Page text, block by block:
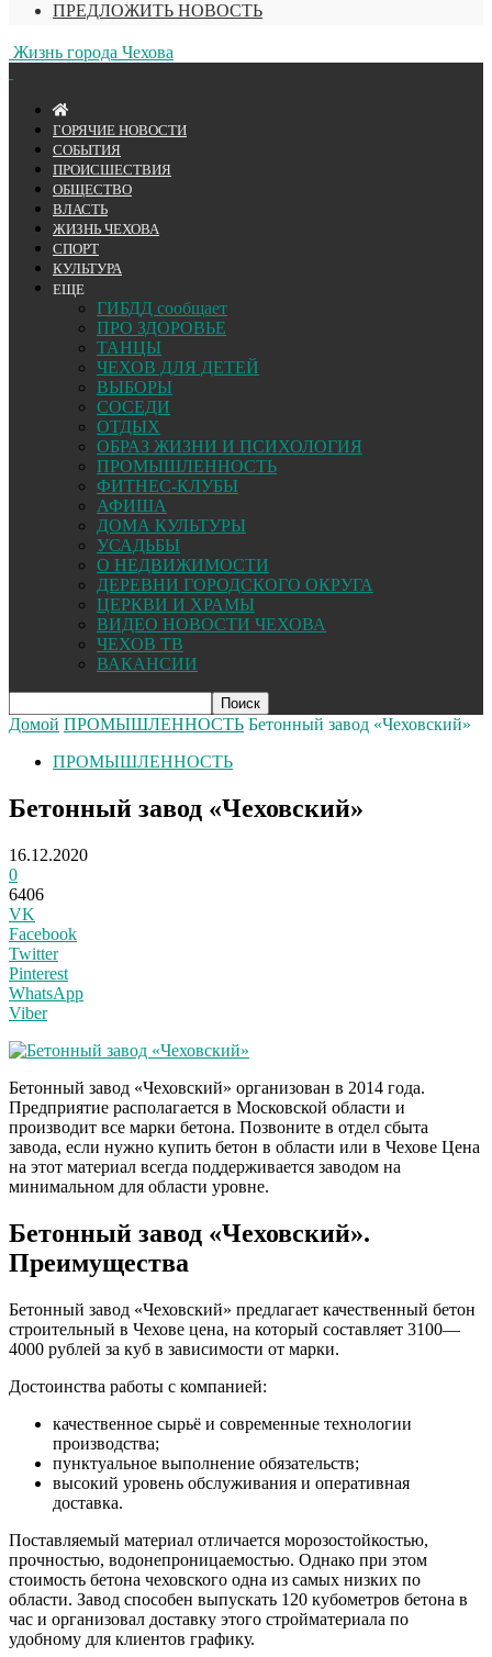
ПРЕДЛОЖИТЬ НОВОСТЬ
Жизнь города Чехова
ГОРЯЧИЕ НОВОСТИ
СОБЫТИЯ
ПРОИСШЕСТВИЯ
ОБЩЕСТВО
ВЛАСТЬ
ЖИЗНЬ ЧЕХОВА
СПОРТ
КУЛЬТУРА
ЕЩЕ
ГИБДД сообщает
ПРО ЗДОРОВЬЕ
ТАНЦЫ
ЧЕХОВ ДЛЯ ДЕТЕЙ
ВЫБОРЫ
СОСЕДИ
ОТДЫХ
ОБРАЗ ЖИЗНИ И ПСИХОЛОГИЯ
ПРОМЫШЛЕННОСТЬ
ФИТНЕС-КЛУБЫ
АФИША
ДОМА КУЛЬТУРЫ
УСАДЬБЫ
О НЕДВИЖИМОСТИ
ДЕРЕВНИ ГОРОДСКОГО ОКРУГА
ЦЕРКВИ И ХРАМЫ
ВИДЕО НОВОСТИ ЧЕХОВА
ЧЕХОВ ТВ
ВАКАНСИИ
Домой ПРОМЫШЛЕННОСТЬ Бетонный завод «Чеховский»
ПРОМЫШЛЕННОСТЬ
Бетонный завод «Чеховский»
16.12.2020
0
6406
VK
Facebook
Twitter
Pinterest
WhatsApp
Viber
Бетонный завод «Чеховский» организован в 2014 года.
Предприятие располагается в Московской области и
производит все марки бетона. Позвоните в отдел сбыта
завода, если нужно купить бетон в области или в Чехове Цена
на этот материал всегда поддерживается заводом на
минимальном для области уровне.
Бетонный завод «Чеховский».
Преимущества
Бетонный завод «Чеховский» предлагает качественный бетон
строительный в Чехове цена, на который составляет 3100—
4000 рублей за куб в зависимости от марки.
Достоинства работы с компанией:
качественное сырьё и современные технологии
производства;
пунктуальное выполнение обязательств;
высокий уровень обслуживания и оперативная
доставка.
Поставляемый материал отличается морозостойкостью,
прочностью, водонепроницаемостью. Однако при этом
стоимость бетона чеховского одна из самых низких по
области. Завод способен выпускать 120 кубометров бетона в
час и организовал доставку этого стройматериала по
удобному для клиентов графику.